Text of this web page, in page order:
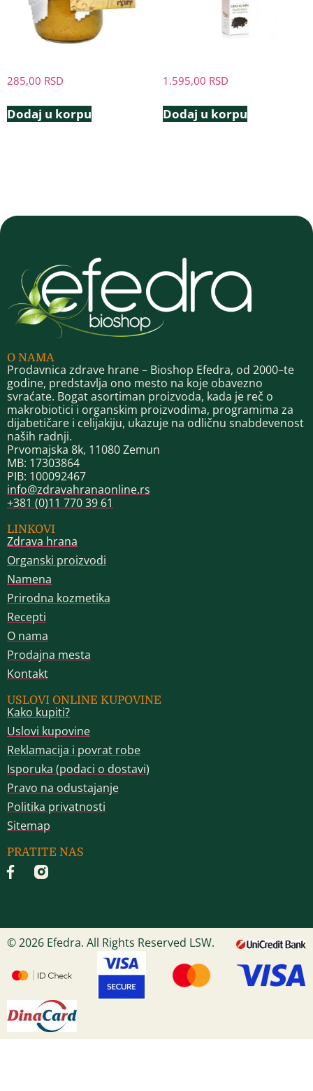
285,00 RSD
Dodaj u korpu
1.595,00 RSD
Dodaj u korpu
O NAMA
Prodavnica zdrave hrane – Bioshop Efedra, od 2000–te
godine, predstavlja ono mesto na koje obavezno
svraćate. Bogat asortiman proizvoda, kada je reč o
makrobiotici i organskim proizvodima, programima za
dijabetičare i celijakiju, ukazuje na odličnu snabdevenost
naših radnji.
Prvomajska 8k, 11080 Zemun
MB: 17303864
PIB: 100092467
info@zdravahranaonline.rs
+381 (0)11 770 39 61
LINKOVI
Zdrava hrana
Organski proizvodi
Namena
Prirodna kozmetika
Recepti
O nama
Prodajna mesta
Kontakt
USLOVI ONLINE KUPOVINE
Kako kupiti?
Uslovi kupovine
Reklamacija i povrat robe
Isporuka (podaci o dostavi)
Pravo na odustajanje
Politika privatnosti
Sitemap
PRATITE NAS
© 2026 Efedra. All Rights Reserved LSW.